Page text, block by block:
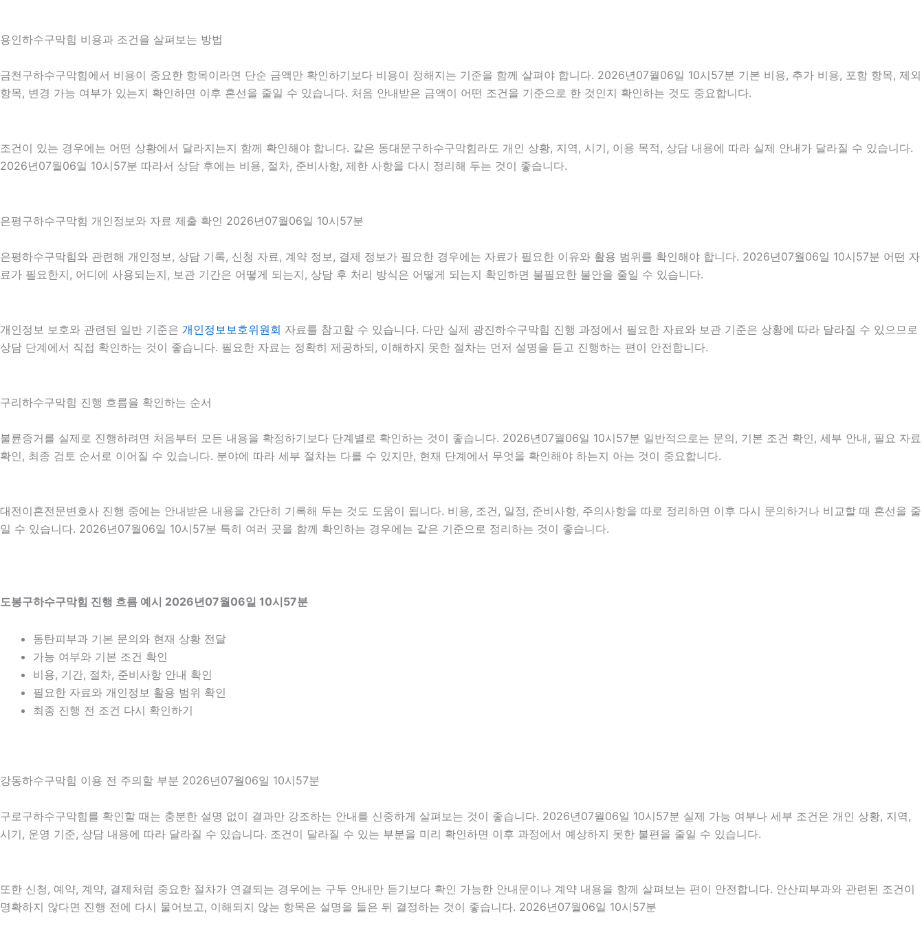
용인하수구막힘 비용과 조건을 살펴보는 방법
금천구하수구막힘에서 비용이 중요한 항목이라면 단순 금액만 확인하기보다 비용이 정해지는 기준을 함께 살펴야 합니다. 2026년07월06일 10시57분 기본 비용, 추가 비용, 포함 항목, 제외
항목, 변경 가능 여부가 있는지 확인하면 이후 혼선을 줄일 수 있습니다. 처음 안내받은 금액이 어떤 조건을 기준으로 한 것인지 확인하는 것도 중요합니다.
조건이 있는 경우에는 어떤 상황에서 달라지는지 함께 확인해야 합니다. 같은 동대문구하수구막힘라도 개인 상황, 지역, 시기, 이용 목적, 상담 내용에 따라 실제 안내가 달라질 수 있습니다.
2026년07월06일 10시57분 따라서 상담 후에는 비용, 절차, 준비사항, 제한 사항을 다시 정리해 두는 것이 좋습니다.
은평구하수구막힘 개인정보와 자료 제출 확인 2026년07월06일 10시57분
은평하수구막힘와 관련해 개인정보, 상담 기록, 신청 자료, 계약 정보, 결제 정보가 필요한 경우에는 자료가 필요한 이유와 활용 범위를 확인해야 합니다. 2026년07월06일 10시57분 어떤 자
료가 필요한지, 어디에 사용되는지, 보관 기간은 어떻게 되는지, 상담 후 처리 방식은 어떻게 되는지 확인하면 불필요한 불안을 줄일 수 있습니다.
개인정보 보호와 관련된 일반 기준은 개인정보보호위원회 자료를 참고할 수 있습니다. 다만 실제 광진하수구막힘 진행 과정에서 필요한 자료와 보관 기준은 상황에 따라 달라질 수 있으므로
상담 단계에서 직접 확인하는 것이 좋습니다. 필요한 자료는 정확히 제공하되, 이해하지 못한 절차는 먼저 설명을 듣고 진행하는 편이 안전합니다.
구리하수구막힘 진행 흐름을 확인하는 순서
불륜증거를 실제로 진행하려면 처음부터 모든 내용을 확정하기보다 단계별로 확인하는 것이 좋습니다. 2026년07월06일 10시57분 일반적으로는 문의, 기본 조건 확인, 세부 안내, 필요 자료
확인, 최종 검토 순서로 이어질 수 있습니다. 분야에 따라 세부 절차는 다를 수 있지만, 현재 단계에서 무엇을 확인해야 하는지 아는 것이 중요합니다.
대전이혼전문변호사 진행 중에는 안내받은 내용을 간단히 기록해 두는 것도 도움이 됩니다. 비용, 조건, 일정, 준비사항, 주의사항을 따로 정리하면 이후 다시 문의하거나 비교할 때 혼선을 줄
일 수 있습니다. 2026년07월06일 10시57분 특히 여러 곳을 함께 확인하는 경우에는 같은 기준으로 정리하는 것이 좋습니다.
도봉구하수구막힘 진행 흐름 예시 2026년07월06일 10시57분
동탄피부과 기본 문의와 현재 상황 전달
가능 여부와 기본 조건 확인
비용, 기간, 절차, 준비사항 안내 확인
필요한 자료와 개인정보 활용 범위 확인
최종 진행 전 조건 다시 확인하기
강동하수구막힘 이용 전 주의할 부분 2026년07월06일 10시57분
구로구하수구막힘를 확인할 때는 충분한 설명 없이 결과만 강조하는 안내를 신중하게 살펴보는 것이 좋습니다. 2026년07월06일 10시57분 실제 가능 여부나 세부 조건은 개인 상황, 지역,
시기, 운영 기준, 상담 내용에 따라 달라질 수 있습니다. 조건이 달라질 수 있는 부분을 미리 확인하면 이후 과정에서 예상하지 못한 불편을 줄일 수 있습니다.
또한 신청, 예약, 계약, 결제처럼 중요한 절차가 연결되는 경우에는 구두 안내만 듣기보다 확인 가능한 안내문이나 계약 내용을 함께 살펴보는 편이 안전합니다. 안산피부과와 관련된 조건이
명확하지 않다면 진행 전에 다시 물어보고, 이해되지 않는 항목은 설명을 들은 뒤 결정하는 것이 좋습니다. 2026년07월06일 10시57분